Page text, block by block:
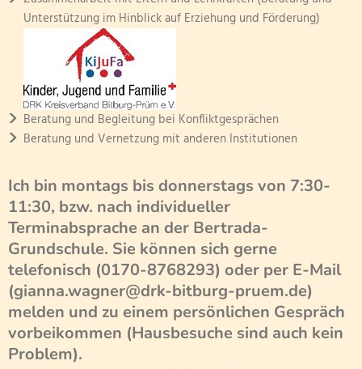
Unterstützung im Hinblick auf Erziehung und Förderung)
Beratung und Begleitung bei Konfliktgesprächen
Beratung und Vernetzung mit anderen Institutionen
Ich bin montags bis donnerstags von 7:30-
11:30, bzw. nach individueller
Terminabsprache an der Bertrada-
Grundschule. Sie können sich gerne
telefonisch (0170-8768293) oder per E-Mail
(gianna.wagner@drk-bitburg-pruem.de)
melden und zu einem persönlichen Gespräch
vorbeikommen (Hausbesuche sind auch kein
Problem).